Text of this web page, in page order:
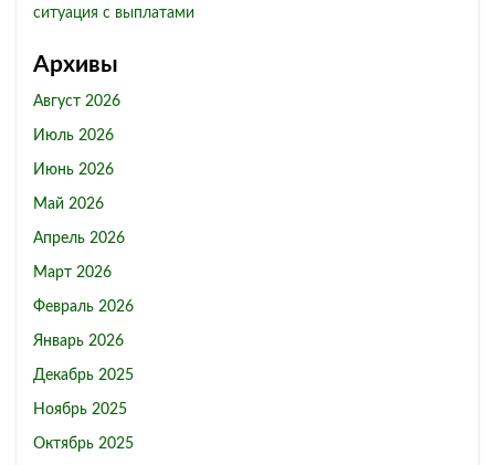
ситуация с выплатами
Архивы
Август 2026
Июль 2026
Июнь 2026
Май 2026
Апрель 2026
Март 2026
Февраль 2026
Январь 2026
Декабрь 2025
Ноябрь 2025
Октябрь 2025